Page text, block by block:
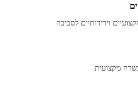
וידידותיים לסביבה
מקצועית